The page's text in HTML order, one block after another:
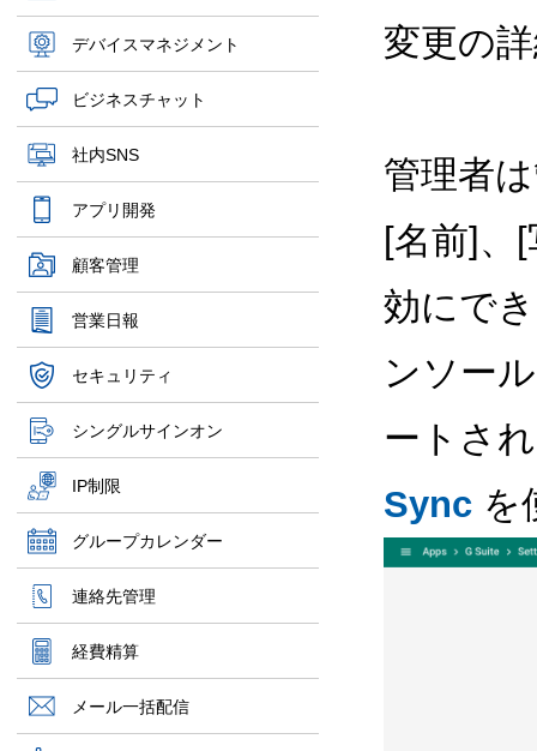
デバイスマネジメント
ビジネスチャット
社内SNS
アプリ開発
顧客管理
営業日報
セキュリティ
シングルサインオン
IP制限
グループカレンダー
連絡先管理
経費精算
メール一括配信
変更の
管理者
[名前]、
効にで
ンソー
ートさ
Sync を